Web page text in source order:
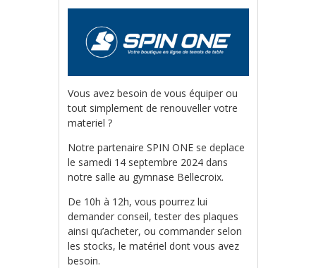
Vous avez besoin de vous équiper ou
tout simplement de renouveller votre
materiel ?
Notre partenaire SPIN ONE se deplace
le samedi 14 septembre 2024 dans
notre salle au gymnase Bellecroix.
De 10h à 12h, vous pourrez lui
demander conseil, tester des plaques
ainsi qu’acheter, ou commander selon
les stocks, le matériel dont vous avez
besoin.